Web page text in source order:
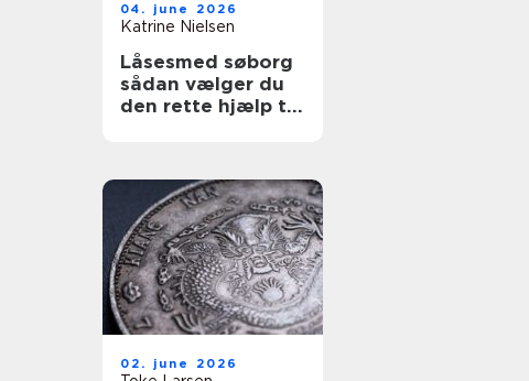
04. june 2026
Katrine Nielsen
Låsesmed søborg
sådan vælger du
den rette hjælp til
02. june 2026